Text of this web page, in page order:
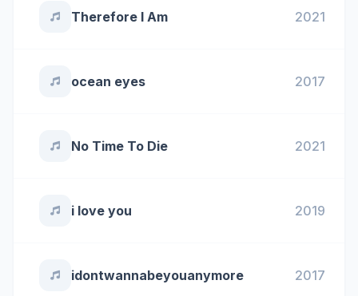
Therefore I Am 2021
ocean eyes 2017
No Time To Die 2021
i love you 2019
idontwannabeyouanymore 2017